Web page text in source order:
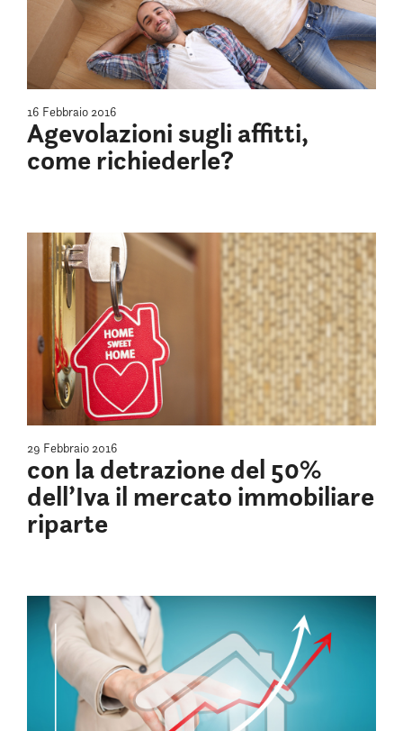
16 Febbraio 2016
Agevolazioni sugli affitti,
come richiederle?
29 Febbraio 2016
con la detrazione del 50%
dell’Iva il mercato immobiliare
riparte